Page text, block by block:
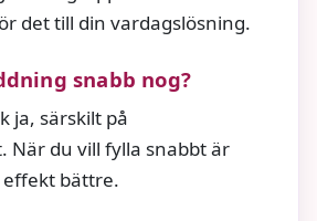
det till din vardagslösning.
snabb nog?
ja, särskilt på
När du vill fylla snabbt är
effekt bättre.